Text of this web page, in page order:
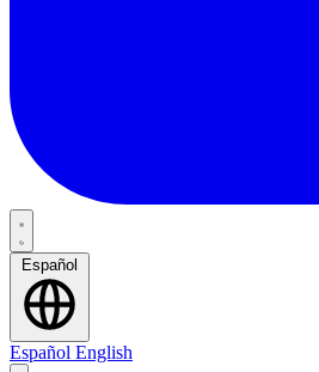
Español
Español English